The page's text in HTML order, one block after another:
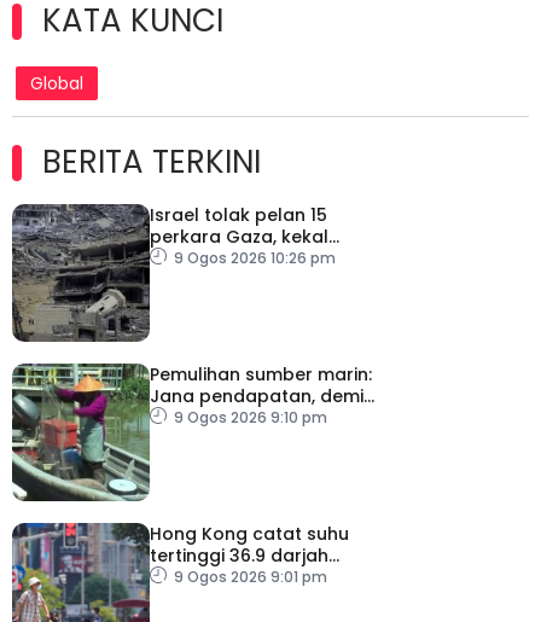
KATA KUNCI
Global
BERITA TERKINI
Israel tolak pelan 15
perkara Gaza, kekal
desak Hamas lucut
9 Ogos 2026 10:26 pm
Pemulihan sumber marin:
Jana pendapatan, demi
kelangsungan hidup
9 Ogos 2026 9:10 pm
Hong Kong catat suhu
tertinggi 36.9 darjah
celsius
9 Ogos 2026 9:01 pm